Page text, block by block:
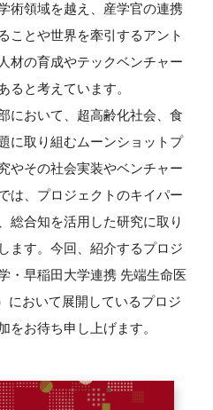
術領域を越え、産学官の連携
ことや世界を牽引するアント
材の育成やテックベンチャー
ると考えています。
において、超高齢化社会、食
に取り組むムーンショットプ
やその社会実装やベンチャー
は、プロジェクトのキイパー
総合知を活用した研究に取り
ます。今回、紹介するプロジ
・早稲田大学連携 先端生命医
において展開しているプロジ
をお待ち申し上げます。